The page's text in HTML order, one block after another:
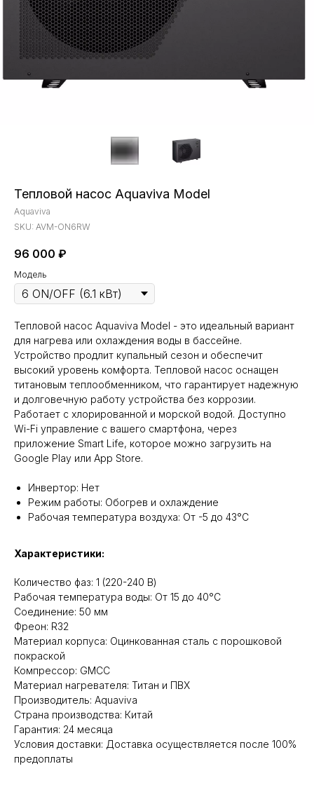
Тепловой насос Aquaviva Model
Aquaviva
SKU: AVM-ON6RW
96 000 ₽
Модель
Тепловой насос Aquaviva Model - это идеальный вариант
для нагрева или охлаждения воды в бассейне.
Устройство продлит купальный сезон и обеспечит
высокий уровень комфорта. Тепловой насос оснащен
титановым теплообменником, что гарантирует надежную
и долговечную работу устройства без коррозии.
Работает с хлорированной и морской водой. Доступно
Wi-Fi управление с вашего смартфона, через
приложение Smart Life, которое можно загрузить на
Google Play или App Store.
Инвертор: Нет
Режим работы: Обогрев и охлаждение
Рабочая температура воздуха: От -5 до 43°C
Характеристики:
Количество фаз: 1 (220-240 В)
Рабочая температура воды: От 15 до 40°C
Соединение: 50 мм
Фреон: R32
Материал корпуса: Оцинкованная сталь с порошковой
покраской
Компрессор: GMCC
Материал нагревателя: Титан и ПВХ
Производитель: Aquaviva
Страна производства: Китай
Гарантия: 24 месяца
Условия доставки: Доставка осуществляется после 100%
предоплаты